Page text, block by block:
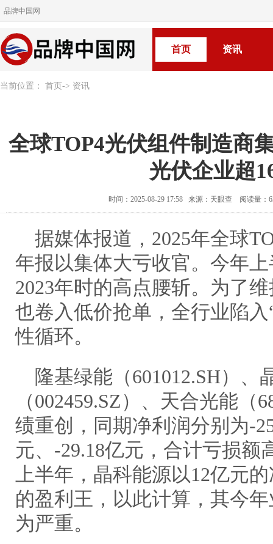
品牌中国网
首页 资讯
当前位置： 首页 -> 资讯
全球TOP4光伏组件制造商
光伏企业超
时间：2025-08-29 17:58 来源：天眼查 阅读量：
据媒体报道，2025年全球
年报以集体大亏收官。今年
2023年时的高点腰斩。为了
也卷入低价抢单，全行业陷
性循环。
隆基绿能（601012.SH）、
（002459.SZ）、天合光能（
绩重创，同期净利润分别为-
元、-29.18亿元，合计亏损额
上半年，晶科能源以12亿元
的盈利王，以此计算，其今
为严重。